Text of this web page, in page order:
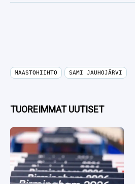
MAASTOHIIHTO SAMI JAUHOJÄRVI
TUOREIMMAT UUTISET